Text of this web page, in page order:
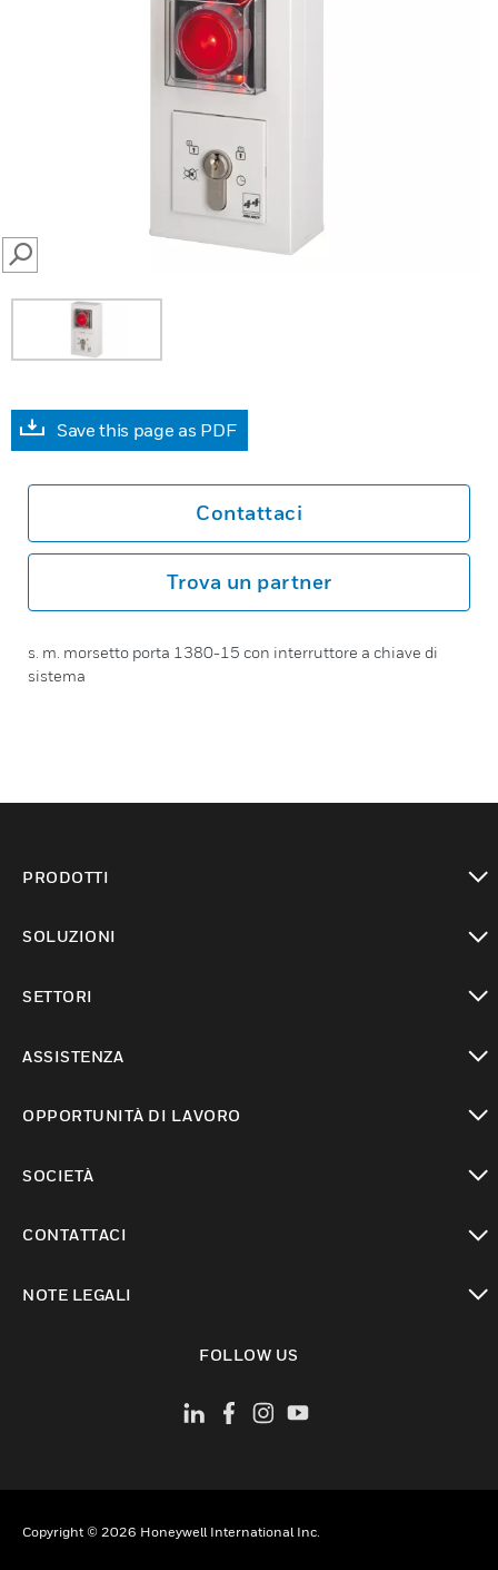
SEARCH
Save this page as PDF
Contattaci
Trova un partner
s. m. morsetto porta 1380-15 con interruttore a chiave di
sistema
PRODOTTI
SOLUZIONI
SETTORI
ASSISTENZA
OPPORTUNITÀ DI LAVORO
SOCIETÀ
CONTATTACI
NOTE LEGALI
FOLLOW US
Copyright © 2026 Honeywell International Inc.